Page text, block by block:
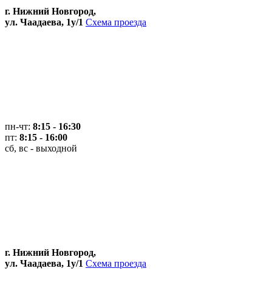
г. Нижний Новгород,
ул. Чаадаева, 1у/1 Схема проезда
пн-чт: 8:15 - 16:30
пт: 8:15 - 16:00
сб, вс - выходной
г. Нижний Новгород,
ул. Чаадаева, 1у/1 Схема проезда